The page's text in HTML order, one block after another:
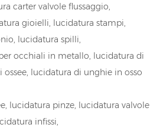
carter valvole flussaggio,
gioielli, lucidatura stampi,
lucidatura spilli,
occhiali in metallo, lucidatura di
lucidatura di unghie in osso
lucidatura pinze, lucidatura valvole
infissi,